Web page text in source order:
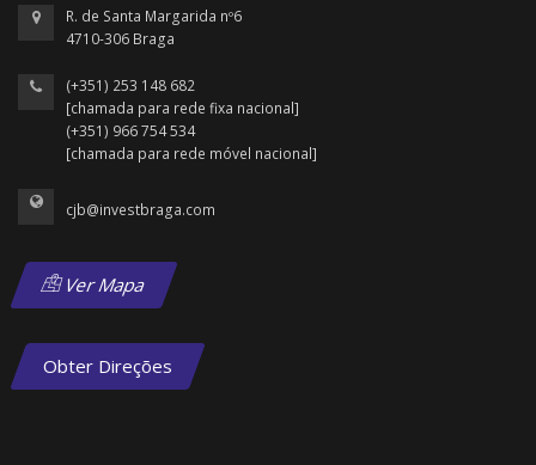
R. de Santa Margarida nº6
4710-306 Braga
(+351) 253 148 682
[chamada para rede fixa nacional]
(+351) 966 754 534
[chamada para rede móvel nacional]
cjb@investbraga.com
Ver Mapa
Obter Direções